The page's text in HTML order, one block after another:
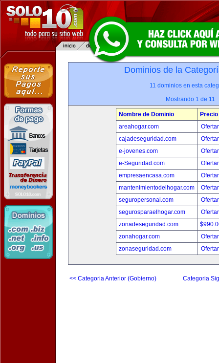
Dominios de la
11 dominios en esta
Mostrando 1 de 11
Nombre de Dominio
Precio
areahogar.com
cajadeseguridad.com
e-jovenes.com
e-Seguridad.com
empresaencasa.com
mantenimientodelhogar.com
seguropersonal.com
segurosparaelhogar.com
zonadeseguridad.com
zonahogar.com
zonaseguridad.com
<< Categoria Anterior (Gobierno) Categoria